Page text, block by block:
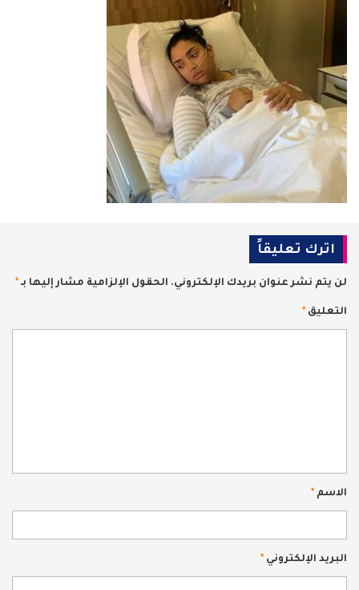
اترك تعليقاً
لن يتم نشر عنوان بريدك الإلكتروني. الحقول الإلزامية مشار إليها بـ *
التعليق *
الاسم *
البريد الإلكتروني *